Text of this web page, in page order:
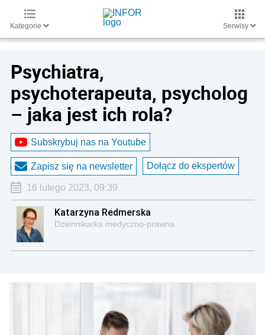
Kategorie Serwisy
Psychiatra,
psychoterapeuta, psycholog
– jaka jest ich rola?
Subskrybuj nas na Youtube
Zapisz się na newsletter Dołącz do ekspertów
16 lutego 2023, 09:39
Katarzyna Redmerska
Dziennikarka medyczno-prawna